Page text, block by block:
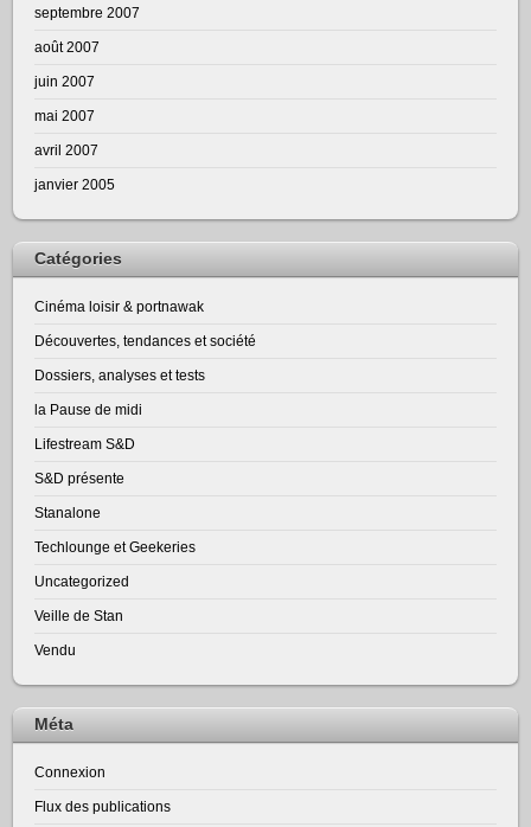
septembre 2007
août 2007
juin 2007
mai 2007
avril 2007
janvier 2005
Catégories
Cinéma loisir & portnawak
Découvertes, tendances et société
Dossiers, analyses et tests
la Pause de midi
Lifestream S&D
S&D présente
Stanalone
Techlounge et Geekeries
Uncategorized
Veille de Stan
Vendu
Méta
Connexion
Flux des publications